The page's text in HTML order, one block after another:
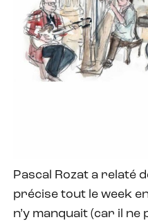
Pascal Rozat a relaté
précise tout le week
n’y manquait (car il